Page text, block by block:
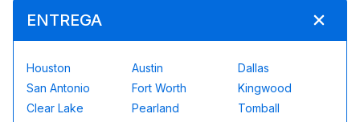
ENTREGA
Houston Austin
Dallas
San Antonio
Fort Worth
Kingwood
Clear Lake
Pearland
Tomball